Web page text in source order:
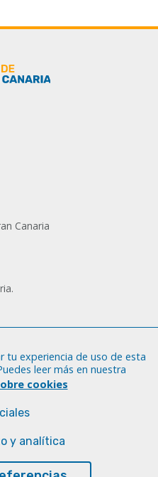
Canaria
tu experiencia de uso de esta
leer más en nuestra
cookies
y analítica